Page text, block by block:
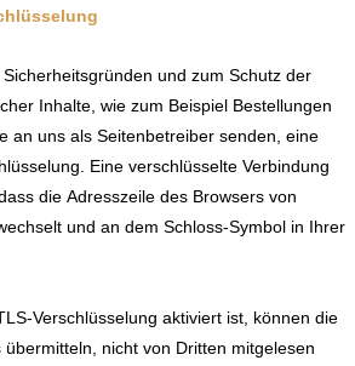
und zum Schutz der
Inhalte, wie zum Beispiel Bestellungen
an uns als Seitenbetreiber senden, eine
Eine verschlüsselte Verbindung
die Adresszeile des Browsers von
wechselt und an dem Schloss-Symbol in Ihrer
Verschlüsselung aktiviert ist, können die
übermitteln, nicht von Dritten mitgelesen